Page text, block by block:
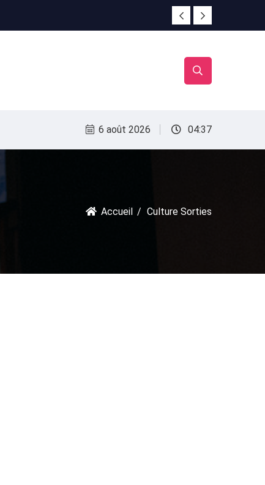
6 août 2026 04:37
Accueil Culture Sorties